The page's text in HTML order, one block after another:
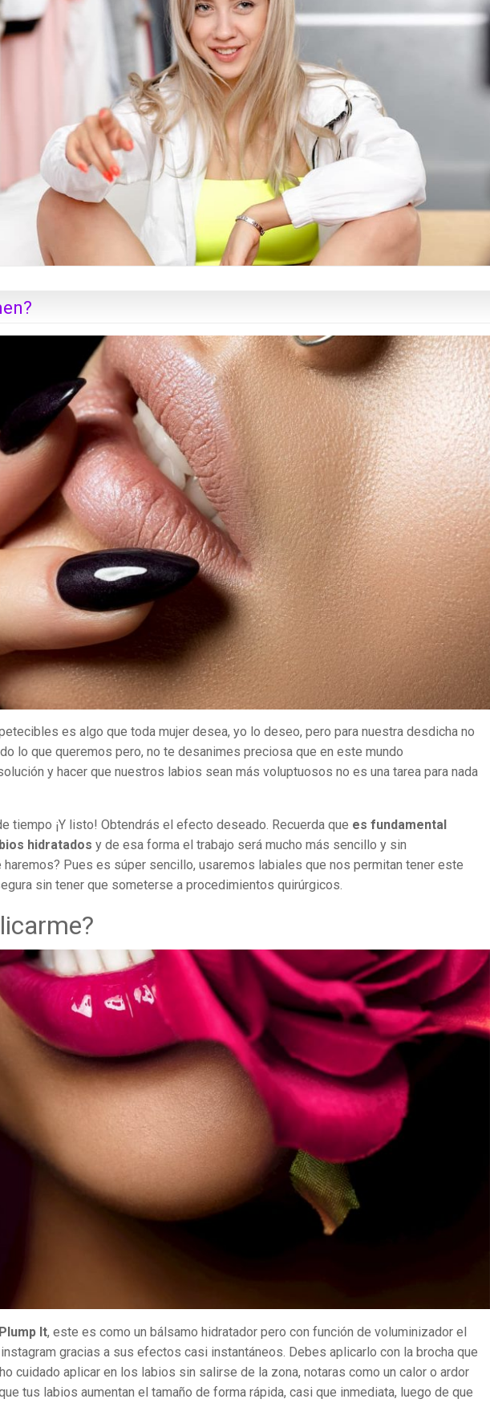
es algo que toda mujer desea, yo lo deseo, pero para nuestra desdicha no
lo que queremos pero, no te desanimes preciosa que en este mundo
y hacer que nuestros labios sean más voluptuosos no es una tarea para nada
tiempo ¡Y listo! Obtendrás el efecto deseado. Recuerda que es fundamental
hidratados y de esa forma el trabajo será mucho más sencillo y sin
haremos? Pues es súper sencillo, usaremos labiales que nos permitan tener este
sin tener que someterse a procedimientos quirúrgicos.
Plump It, este es como un bálsamo hidratador pero con función de voluminizador el
gracias a sus efectos casi instantáneos. Debes aplicarlo con la brocha que
cuidado aplicar en los labios sin salirse de la zona, notaras como un calor o ardor
tus labios aumentan el tamaño de forma rápida, casi que inmediata, luego de que